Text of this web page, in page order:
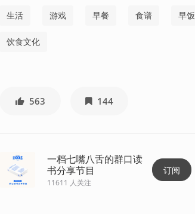
生活 游戏 早餐 食谱 早饭
饮食文化
563 144
一档七嘴八舌的群口读
书分享节目
11611 人关注
订阅